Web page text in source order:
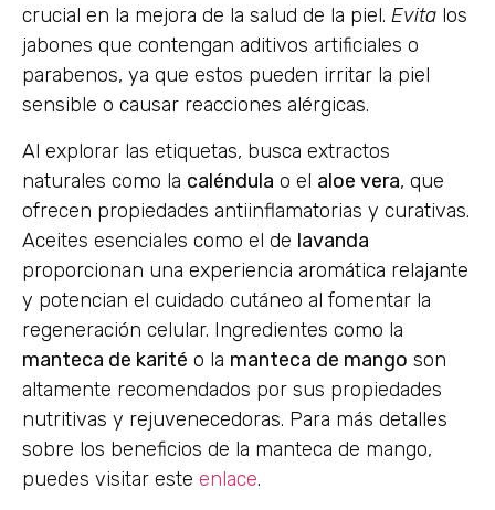
crucial en la mejora de la salud de la piel. Evita los
jabones que contengan aditivos artificiales o
parabenos, ya que estos pueden irritar la piel
sensible o causar reacciones alérgicas.
Al explorar las etiquetas, busca extractos
naturales como la caléndula o el aloe vera, que
ofrecen propiedades antiinflamatorias y curativas.
Aceites esenciales como el de lavanda
proporcionan una experiencia aromática relajante
y potencian el cuidado cutáneo al fomentar la
regeneración celular. Ingredientes como la
manteca de karité o la manteca de mango son
altamente recomendados por sus propiedades
nutritivas y rejuvenecedoras. Para más detalles
sobre los beneficios de la manteca de mango,
puedes visitar este enlace.